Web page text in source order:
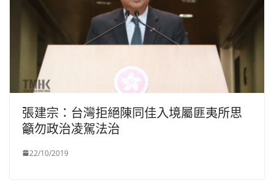
張建宗：台灣拒絕陳同佳入境屬匪夷所思
籲勿政治凌駕法治
22/10/2019